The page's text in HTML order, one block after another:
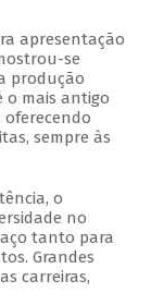
apresentação
se
produção
o mais antigo
sempre às
o
no
tanto para
Grandes
carreiras,